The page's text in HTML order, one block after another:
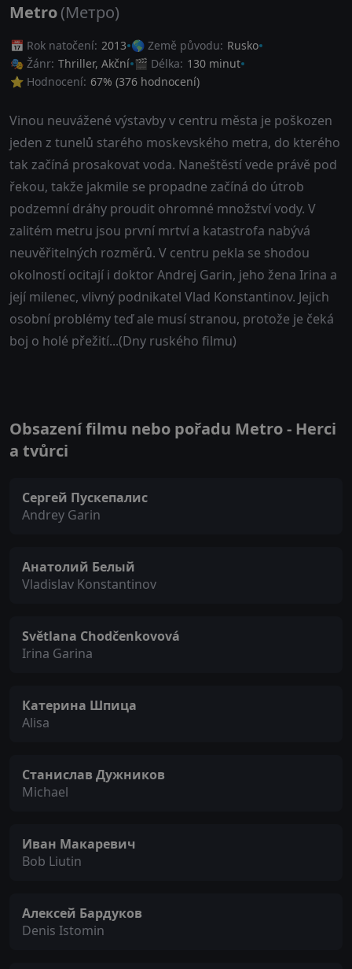
Metro(Метро)
📅 Rok natočení: 2013 🌎 Země původu: Rusko
🎭 Žánr: Thriller, Akční 🎬 Délka: 130 minut
⭐ Hodnocení: 67% (376 hodnocení)
Vinou neuvážené výstavby v centru města je poškozen
jeden z tunelů starého moskevského metra, do kterého
tak začíná prosakovat voda. Naneštěstí vede právě pod
řekou, takže jakmile se propadne začíná do útrob
podzemní dráhy proudit ohromné množství vody. V
zalitém metru jsou první mrtví a katastrofa nabývá
neuvěřitelných rozměrů. V centru pekla se shodou
okolností ocitají i doktor Andrej Garin, jeho žena Irina a
její milenec, vlivný podnikatel Vlad Konstantinov. Jejich
osobní problémy teď ale musí stranou, protože je čeká
boj o holé přežití...(Dny ruského filmu)
Obsazení filmu nebo pořadu Metro - Herci
a tvůrci
Сергей Пускепалис
Andrey Garin
Анатолий Белый
Vladislav Konstantinov
Světlana Chodčenkovová
Irina Garina
Катерина Шпица
Alisa
Станислав Дужников
Michael
Иван Макаревич
Bob Liutin
Алексей Бардуков
Denis Istomin